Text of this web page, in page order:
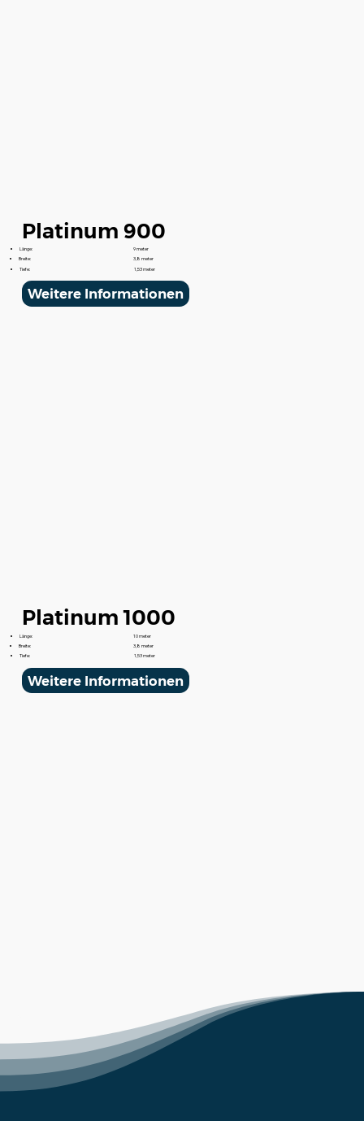
Platinum 900
Länge:
9 meter
Breite:
3,8 meter
Tiefe:
1,53 meter
Weitere Informationen
Platinum 1000
Länge:
10 meter
Breite:
3,8 meter
Tiefe:
1,53 meter
Weitere Informationen